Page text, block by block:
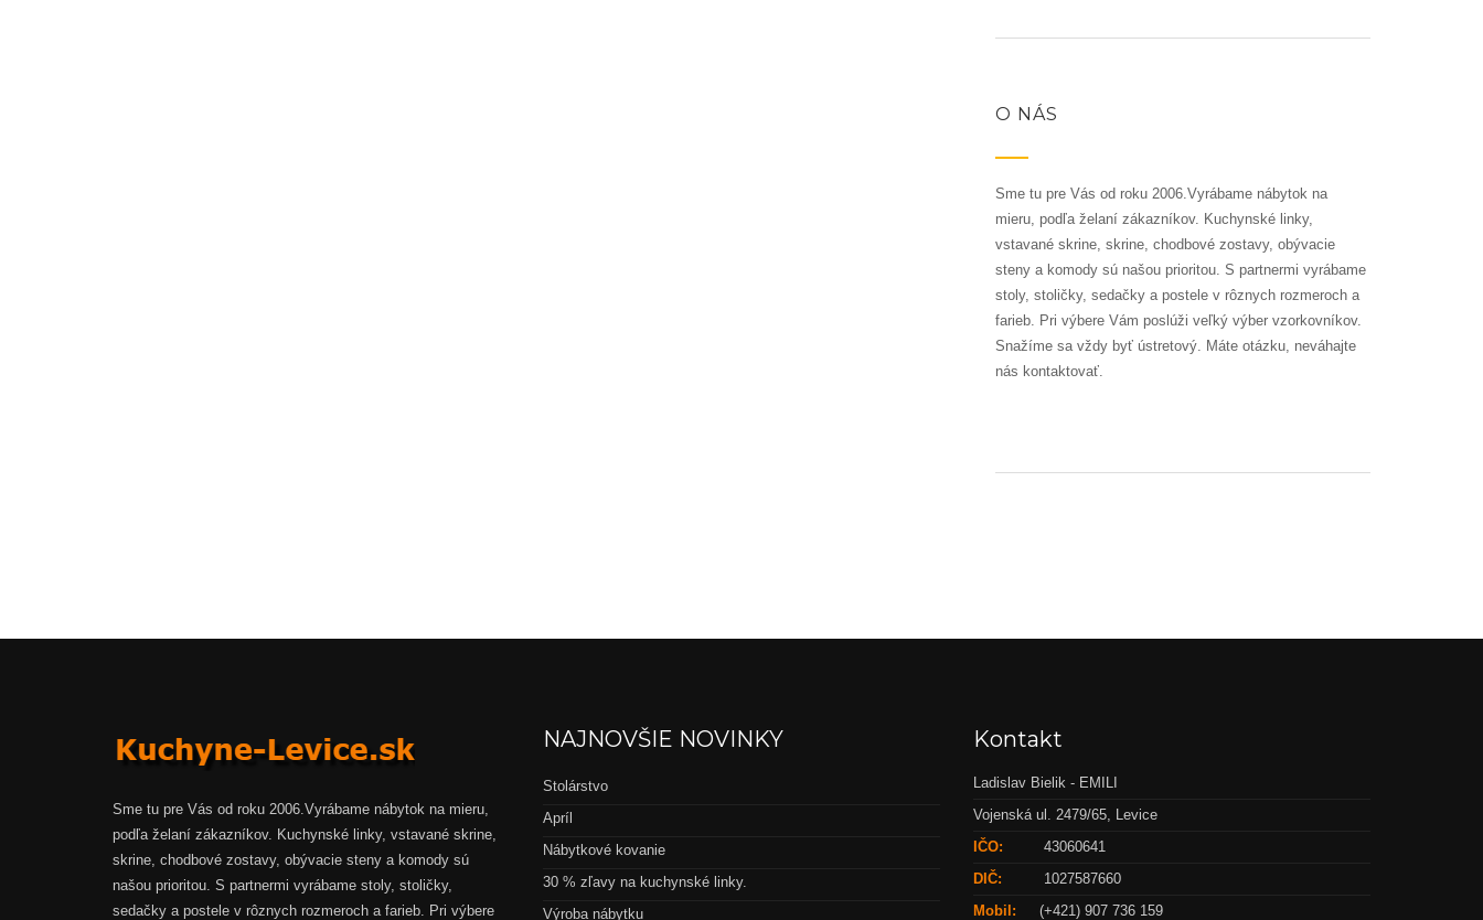
O NÁS
Sme tu pre Vás od roku 2006.Vyrábame nábytok na
mieru, podľa želaní zákazníkov. Kuchynské linky,
vstavané skrine, skrine, chodbové zostavy, obývacie
steny a komody sú našou prioritou. S partnermi vyrábame
stoly, stoličky, sedačky a postele v rôznych rozmeroch a
farieb. Pri výbere Vám poslúži veľký výber vzorkovníkov.
Snažíme sa vždy byť ústretový. Máte otázku, neváhajte
nás kontaktovať.
Sme tu pre Vás od roku 2006.Vyrábame nábytok na mieru,
podľa želaní zákazníkov. Kuchynské linky, vstavané skrine,
skrine, chodbové zostavy, obývacie steny a komody sú
našou prioritou. S partnermi vyrábame stoly, stoličky,
sedačky a postele v rôznych rozmeroch a farieb. Pri výbere
NAJNOVŠIE NOVINKY
Stolárstvo
Apríl
Nábytkové kovanie
30 % zľavy na kuchynské linky.
Výroba nábytku
Kontakt
Ladislav Bielik - EMILI
Vojenská ul. 2479/65, Levice
IČO:
43060641
DIČ:
1027587660
Mobil:
(+421) 907 736 159